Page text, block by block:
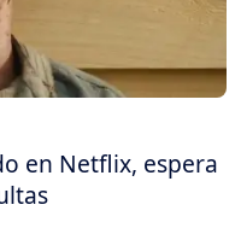
en Netflix, espera